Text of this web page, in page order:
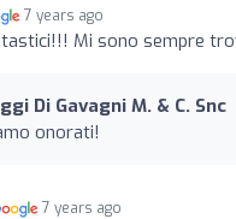
7 years ago
Mi sono sempre
Di Gavagni M. & C. Snc
onorati!
7 years ago